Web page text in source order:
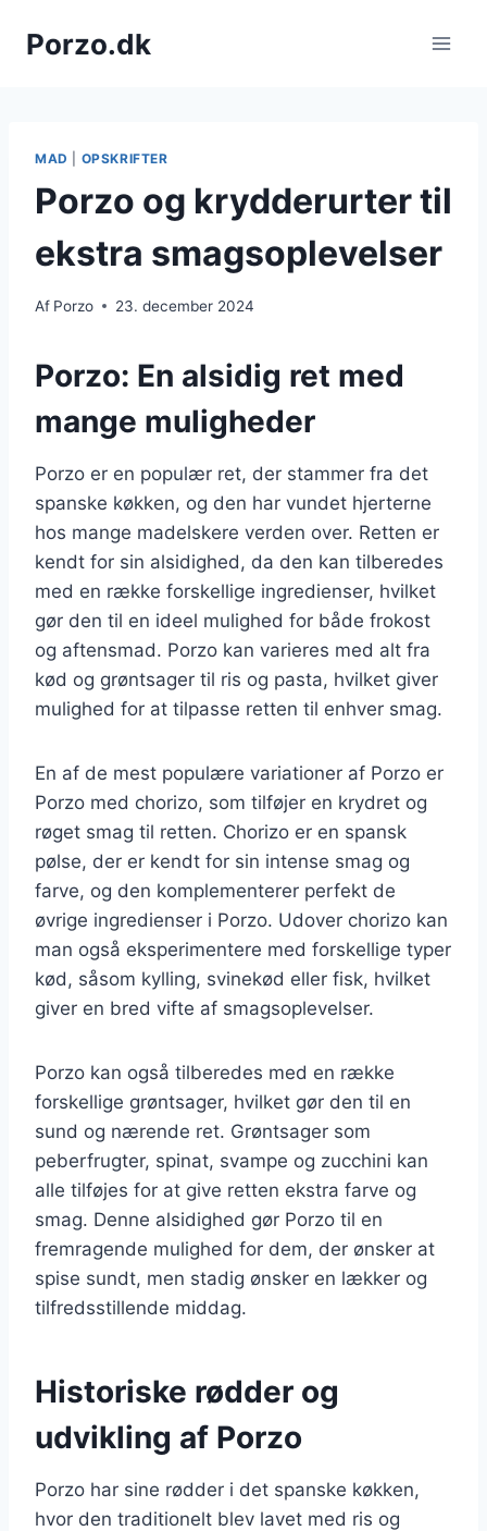
Porzo.dk
MAD OPSKRIFTER
Porzo og krydderurter til
ekstra smagsoplevelser
Af Porzo 23. december 2024
Porzo: En alsidig ret med
mange muligheder
Porzo er en populær ret, der stammer fra det
spanske køkken, og den har vundet hjerterne
hos mange madelskere verden over. Retten er
kendt for sin alsidighed, da den kan tilberedes
med en række forskellige ingredienser, hvilket
gør den til en ideel mulighed for både frokost
og aftensmad. Porzo kan varieres med alt fra
kød og grøntsager til ris og pasta, hvilket giver
mulighed for at tilpasse retten til enhver smag.
En af de mest populære variationer af Porzo er
Porzo med chorizo, som tilføjer en krydret og
røget smag til retten. Chorizo er en spansk
pølse, der er kendt for sin intense smag og
farve, og den komplementerer perfekt de
øvrige ingredienser i Porzo. Udover chorizo kan
man også eksperimentere med forskellige typer
kød, såsom kylling, svinekød eller fisk, hvilket
giver en bred vifte af smagsoplevelser.
Porzo kan også tilberedes med en række
forskellige grøntsager, hvilket gør den til en
sund og nærende ret. Grøntsager som
peberfrugter, spinat, svampe og zucchini kan
alle tilføjes for at give retten ekstra farve og
smag. Denne alsidighed gør Porzo til en
fremragende mulighed for dem, der ønsker at
spise sundt, men stadig ønsker en lækker og
tilfredsstillende middag.
Historiske rødder og
udvikling af Porzo
Porzo har sine rødder i det spanske køkken,
hvor den traditionelt blev lavet med ris og